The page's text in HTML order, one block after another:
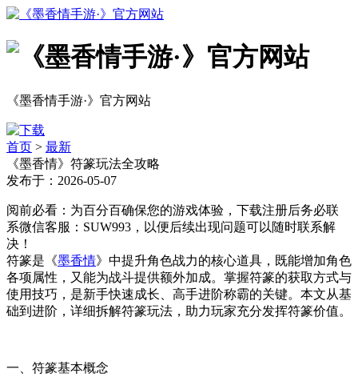
《墨香情手游·》官方网站
首页 > 最新
《墨香情》符篆玩法全攻略
发布于：2026-05-07
阅前必看：为百分百确保您的游戏体验，下载注册后务必联
系微信客服：SUW993，以便后续出现问题可以随时联系解
决！
符篆是《墨香情》中提升角色战力的核心道具，既能增加角色
各项属性，又能为战斗提供额外加成。掌握符篆的获取方式与
使用技巧，是新手快速成长、高手进阶称霸的关键。本文从基
础到进阶，详细拆解符篆玩法，助力玩家充分发挥符篆价值。
一、符篆基本概念